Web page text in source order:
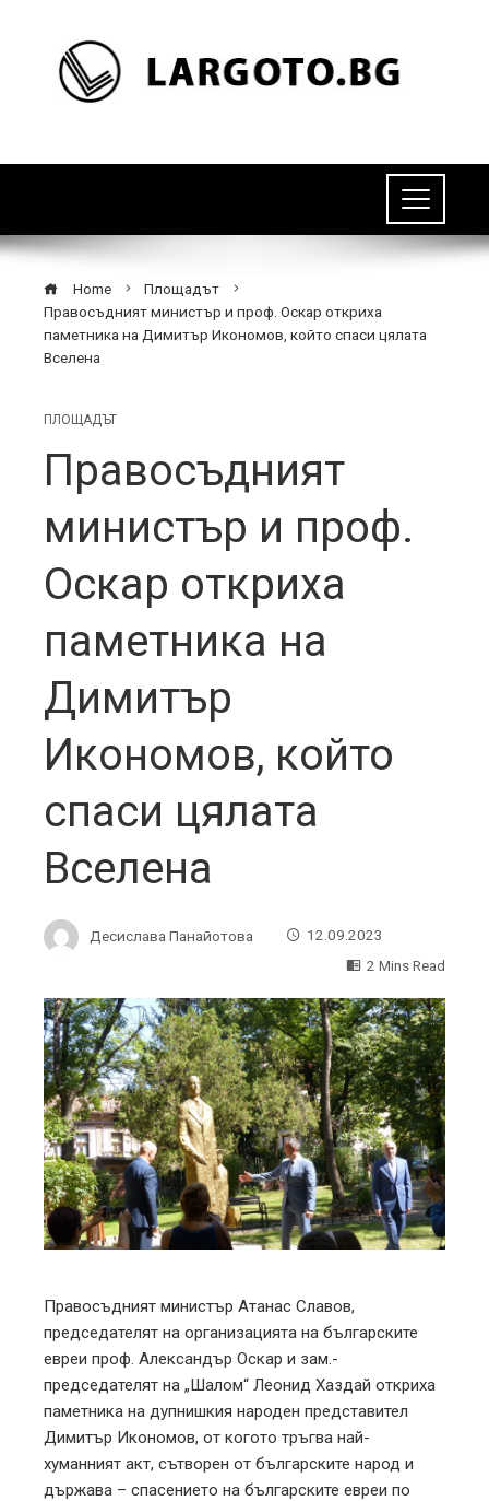
Home
Площадът
Правосъдният министър и проф. Оскар откриха
паметника на Димитър Икономов, който спаси цялата
Вселена
ПЛОЩАДЪТ
Правосъдният
министър и проф.
Оскар откриха
паметника на
Димитър
Икономов, който
спаси цялата
Вселена
Десислава Панайотова
12.09.2023
2 Mins Read
Правосъдният министър Атанас Славов,
председателят на организацията на българските
евреи проф. Александър Оскар и зам.-
председателят на „Шалом“ Леонид Хаздай откриха
паметника на дупнишкия народен представител
Димитър Икономов, от когото тръгва най-
хуманният акт, сътворен от българските народ и
държава – спасението на българските евреи по